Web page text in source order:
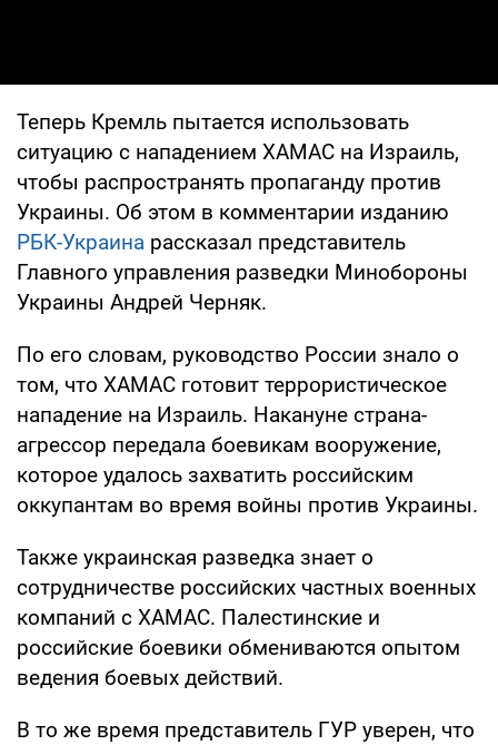
Теперь Кремль пытается использовать
ситуацию с нападением ХАМАС на Израиль,
чтобы распространять пропаганду против
Украины. Об этом в комментарии изданию
РБК-Украина рассказал представитель
Главного управления разведки Минобороны
Украины Андрей Черняк.
По его словам, руководство России знало о
том, что ХАМАС готовит террористическое
нападение на Израиль. Накануне страна-
агрессор передала боевикам вооружение,
которое удалось захватить российским
оккупантам во время войны против Украины.
Также украинская разведка знает о
сотрудничестве российских частных военных
компаний с ХАМАС. Палестинские и
российские боевики обмениваются опытом
ведения боевых действий.
В то же время представитель ГУР уверен, что